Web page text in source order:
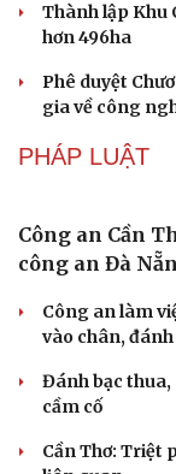
Văn hóa
Âm nhạc
Di sản
Thành lập Khu
hơn 496ha
Phê duyệt
gia về công
PHÁP LUẬT
Công an Cần
công an Đà
Công an làm
vào chân,
Đánh bạc
cầm cố
Cần Thơ: Triệt